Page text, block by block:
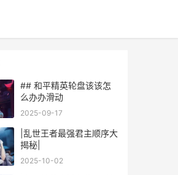
## 和平精英轮盘该该怎
么办办滑动
2025-09-17
|乱世王者最强君主顺序大
揭秘|
2025-10-02